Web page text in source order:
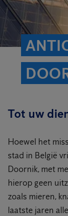
Tot uw
Hoewel het
stad in België
Doornik, met
hierop geen
zoals mieren,
laatste jaren